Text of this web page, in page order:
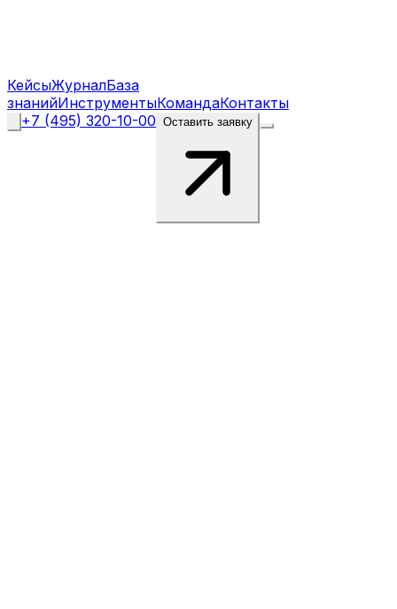
КейсыЖурналБаза
знанийИнструментыКомандаКонтакты
+7 (495) 320-10-00 Оставить заявку